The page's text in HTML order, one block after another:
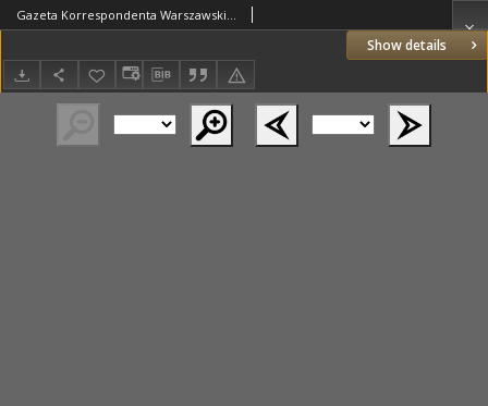
Show details
Gazeta Korrespondenta Warszawskiego i Zagranicznego. 1826 nr99